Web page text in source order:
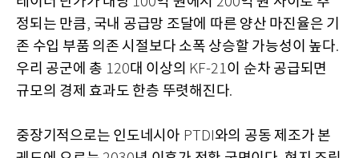
정되는 만큼, 국내 공급망 조달에 따른 양산 마진율은 기
존 수입 부품 의존 시절보다 소폭 상승할 가능성이 높다.
우리 공군에 총 120대 이상의 KF-21이 순차 공급되면
규모의 경제 효과도 한층 뚜렷해진다.
중장기적으로는 인도네시아 PTDI 와의 공동 제조가 본